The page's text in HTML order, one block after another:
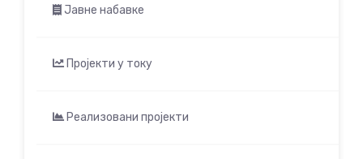
Јавне набавке
Пројекти у току
Реализовани пројекти